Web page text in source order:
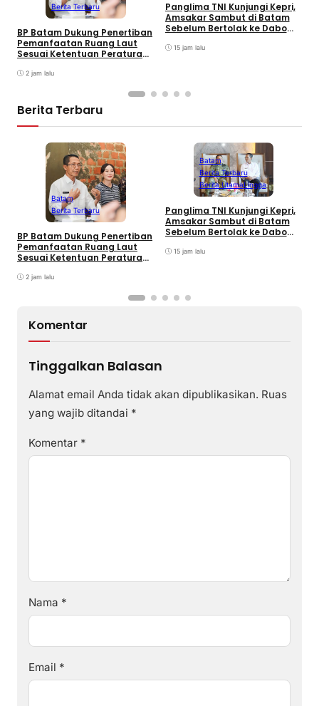
Berita Terbaru
BP Batam Dukung Penertiban
Pemanfaatan Ruang Laut
Sesuai Ketentuan Peraturan
2 jam lalu
Panglima TNI Kunjungi Kepri,
Amsakar Sambut di Batam
Sebelum Bertolak ke Dabo
15 jam lalu
Berita Terbaru
Batam
Berita Terbaru
BP Batam Dukung Penertiban
Pemanfaatan Ruang Laut
Sesuai Ketentuan Peraturan
2 jam lalu
Batam
Berita Terbaru
Berita UtamaLingga
Panglima TNI Kunjungi Kepri,
Amsakar Sambut di Batam
Sebelum Bertolak ke Dabo
15 jam lalu
Komentar
Tinggalkan Balasan
Alamat email Anda tidak akan dipublikasikan. Ruas
yang wajib ditandai *
Komentar *
Nama *
Email *